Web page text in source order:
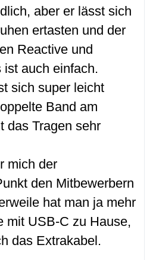
aber er lässt sich
ertasten und der
Reactive und
ist auch einfach.
sich super leicht
Band am
das Tragen sehr
mich der
den Mitbewerbern
hat man ja mehr
mit USB-C zu Hause,
das Extrakabel.